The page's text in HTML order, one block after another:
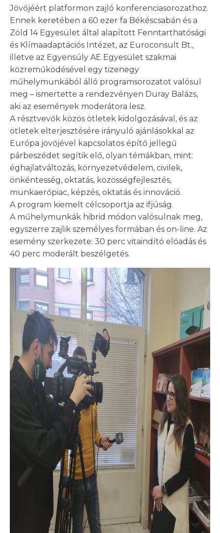
Jövőjéért platformon zajló konferenciasorozathoz.
Ennek keretében a 60 ezer fa Békéscsabán és a
Zöld 14 Egyesület által alapított Fenntarthatósági
és Klímaadaptációs Intézet, az Euroconsult Bt.,
illetve az Egyensúly AE Egyesület szakmai
közreműködésével egy tizenegy
műhelymunkából álló programsorozatot valósul
meg – ismertette a rendezvényen Duray Balázs,
aki az események moderátora lesz.
A résztvevők közös ötletek kidolgozásával, és az
ötletek elterjesztésére irányuló ajánlásokkal az
Európa jövőjével kapcsolatos építő jellegű
párbeszédet segítik elő, olyan témákban, mint:
éghajlatváltozás, környezetvédelem, civilek,
önkéntesség, oktatás, közösségfejlesztés,
munkaerőpiac, képzés, oktatás és innováció.
A program kiemelt célcsoportja az ifjúság.
A műhelymunkák hibrid módon valósulnak meg,
egyszerre zajlik személyes formában és on-line. Az
esemény szerkezete: 30 perc vitaindító előadás és
40 perc moderált beszélgetés.